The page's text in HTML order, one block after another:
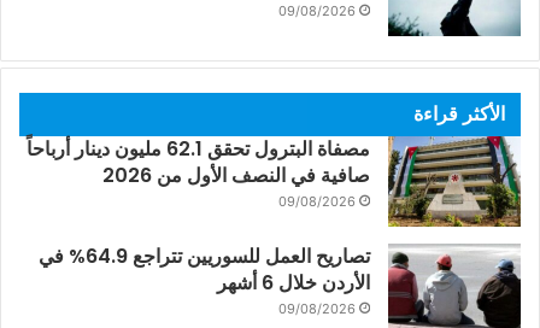
09/08/2026
الأكثر قراءة
مصفاة البترول تحقق 62.1 مليون دينار أرباحاً
صافية في النصف الأول من 2026
09/08/2026
تصاريح العمل للسوريين تتراجع 64.9% في
الأردن خلال 6 أشهر
09/08/2026